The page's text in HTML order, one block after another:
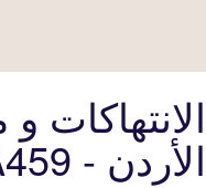
الانتهاكات
الأردن - W01011942MA459